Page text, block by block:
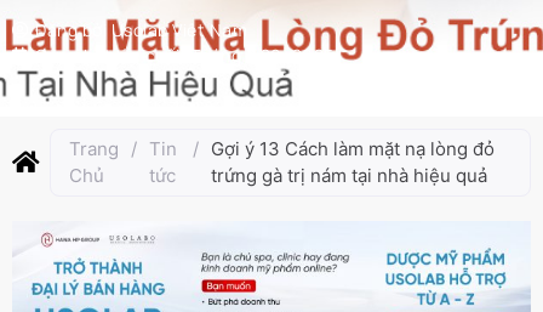
Đăng bởi
Usolab Việt Nam
Cập nhật lần cuối: Tháng 3 29, 2025
Trang
Chủ
/ Tin
tức
/ Gợi ý 13 Cách làm mặt nạ lòng đỏ
trứng gà trị nám tại nhà hiệu quả